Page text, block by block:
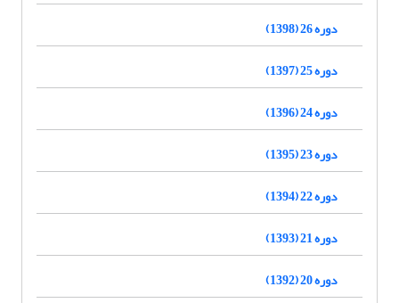
دوره 26 (1398)
دوره 25 (1397)
دوره 24 (1396)
دوره 23 (1395)
دوره 22 (1394)
دوره 21 (1393)
دوره 20 (1392)